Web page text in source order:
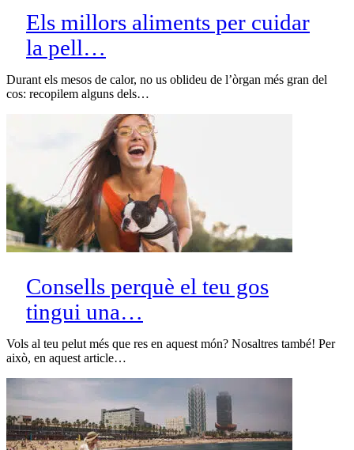
Els millors aliments per cuidar
la pell…
Durant els mesos de calor, no us oblideu de l’òrgan més gran del
cos: recopilem alguns dels…
Consells perquè el teu gos
tingui una…
Vols al teu pelut més que res en aquest món? Nosaltres també! Per
això, en aquest article…